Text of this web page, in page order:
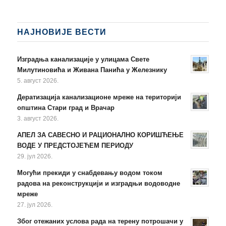
НАЈНОВИЈЕ ВЕСТИ
Изградња канализације у улицама Свете
Милутиновића и Живана Панића у Железнику
5. август 2026.
Дератизација канализационе мреже на територији
општина Стари град и Врачар
3. август 2026.
АПЕЛ ЗА САВЕСНО И РАЦИОНАЛНО КОРИШЋЕЊЕ
ВОДЕ У ПРЕДСТОЈЕЋЕМ ПЕРИОДУ
29. јул 2026.
Могући прекиди у снабдевању водом током
радова на реконструкцији и изградњи водоводне
мреже
27. јул 2026.
Због отежаних услова рада на терену потрошачи у